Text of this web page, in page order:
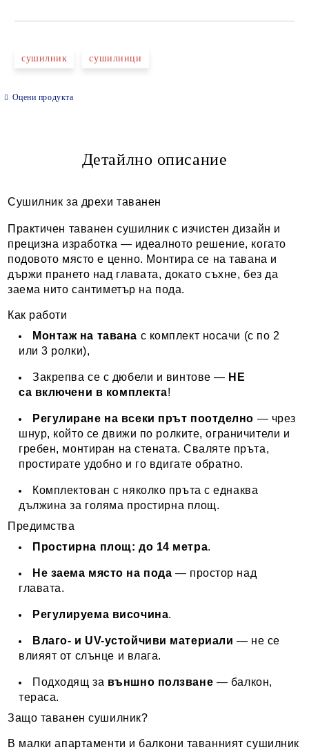
Ние ще се свържем с вас в рамките на работния ден.
сушилник сушилници
Оцени продукта
Детайлно описание
Сушилник за дрехи таванен
Практичен таванен сушилник с изчистен дизайн и
прецизна изработка — идеалното решение, когато
подовото място е ценно. Монтира се на тавана и
държи прането над главата, докато съхне, без да
заема нито сантиметър на пода.
Как работи
Монтаж на тавана с комплект носачи (с по 2
или 3 ролки),
Закрепва се с дюбели и винтове — НЕ
са включени в комплекта!
Регулиране на всеки прът поотделно — чрез
шнур, който се движи по ролките, ограничители и
гребен, монтиран на стената. Сваляте пръта,
простирате удобно и го вдигате обратно.
Комплектован с няколко пръта с еднаква
дължина за голяма простирна площ.
Предимства
Простирна площ: до 14 метра.
Не заема място на пода — простор над
главата.
Регулируема височина.
Влаго- и UV-устойчиви материали — не се
влияят от слънце и влага.
Подходящ за външно ползване — балкон,
тераса.
Защо таванен сушилник?
В малки апартаменти и балкони таванният сушилник